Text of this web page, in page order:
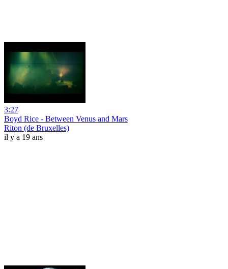
3:27
Boyd Rice - Between Venus and Mars
Riton (de Bruxelles)
il y a 19 ans